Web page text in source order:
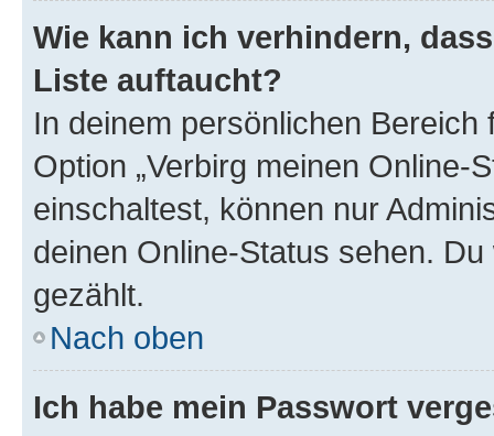
Wie kann ich verhindern,
Liste auftaucht?
In deinem persönlichen
Option „Verbirg meinen Online-
einschaltest, können nur
deinen Online-Status sehen.
gezählt.
Nach oben
Ich habe mein Passwort